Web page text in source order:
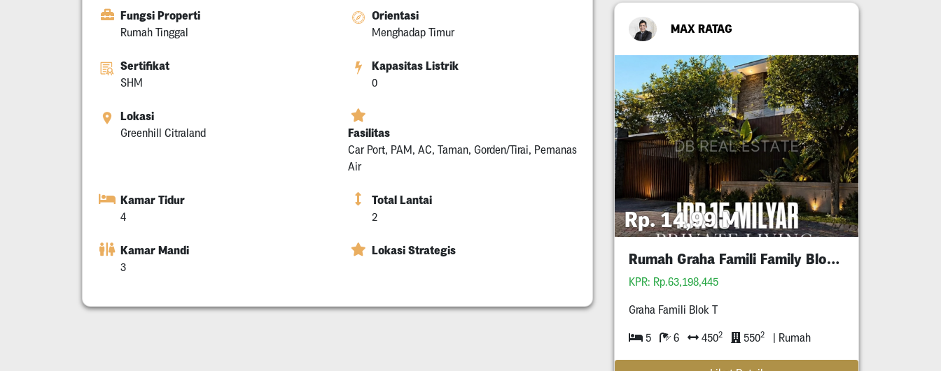
Fungsi Properti
Rumah Tinggal
Orientasi
Menghadap Timur
Sertifikat
SHM
Kapasitas Listrik
0
Lokasi
Greenhill Citraland Fasilitas
Car Port, PAM, AC, Taman, Gorden/Tirai, Pemanas
Air
Kamar Tidur
4
Total Lantai
2
Kamar Mandi
3
Lokasi Strategis
MAX RATAG
Rp. 14,99 M
Rumah Graha Famili Family Blok T
KPR: Rp.63,198,445
Graha Famili Blok T
5 6 4502 5502 | Rumah